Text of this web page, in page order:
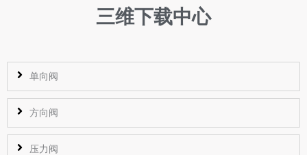
三维下载中心
单向阀
方向阀
压力阀